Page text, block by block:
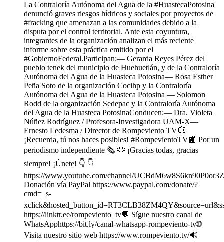
La Contraloría Autónoma del Agua de la #HuastecaPotosina
denunció graves riesgos hídricos y sociales por proyectos de
#fracking que amenazan a las comunidades debido a la
disputa por el control territorial. Ante esta coyuntura,
integrantes de la organización analizan el más reciente
informe sobre esta práctica emitido por el
#GobiernoFederal.Participan:— Gerarda Reyes Pérez del
pueblo tenek del municipio de Huehuetlán, y de la Contraloría
Autónoma del Agua de la Huasteca Potosina— Rosa Esther
Peña Soto de la organización Cocihp y la Contraloría
Autónoma del Agua de la Huasteca Potosina — Solomon
Rodd de la organización Sedepac y la Contraloría Autónoma
del Agua de la Huasteca PotosinaConducen:— Dra. Violeta
Núñez Rodríguez / Profesora-Investigadora UAM-X—
Ernesto Ledesma / Director de Rompeviento TV💥
¡Recuerda, tú nos haces posibles! #RompevientoTV📰 Por un
periodismo independiente 🗞️ 🫶 ¡Gracias todas, gracias
siempre! ¡Únete! 👇 👇
https://www.youtube.com/channel/
Donación vía PayPal https://www.paypal.com/donate/?
cmd=_s-
https://linktr.ee/rompeviento_tv💬 Sígue nuestro canal de
WhatsApphttps://bit.ly/canal-whatsapp-rompeviento-tv🌐
Visita nuestro sitio web https://www.rompeviento.tv/🔊